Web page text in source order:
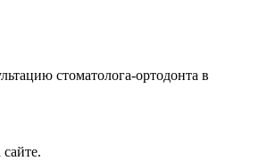
стоматолога-ортодонта в